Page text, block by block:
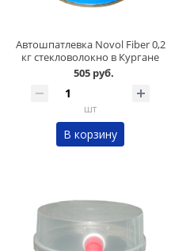
Автошпатлевка Novol Fiber 0,2
кг стекловолокно в Кургане
505 руб.
шт
В корзину